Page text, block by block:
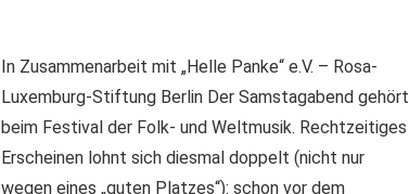
In Zusammenarbeit mit „Helle Panke“ e.V. – Rosa-
Luxemburg-Stiftung Berlin Der Samstagabend gehört
beim Festival der Folk- und Weltmusik. Rechtzeitiges
Erscheinen lohnt sich diesmal doppelt (nicht nur
wegen eines „guten Platzes“): schon vor dem